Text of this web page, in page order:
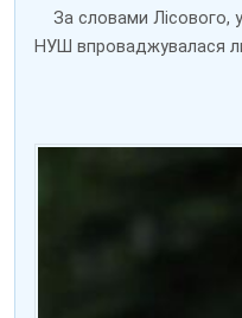
За словами Лісового,
НУШ впроваджувалася